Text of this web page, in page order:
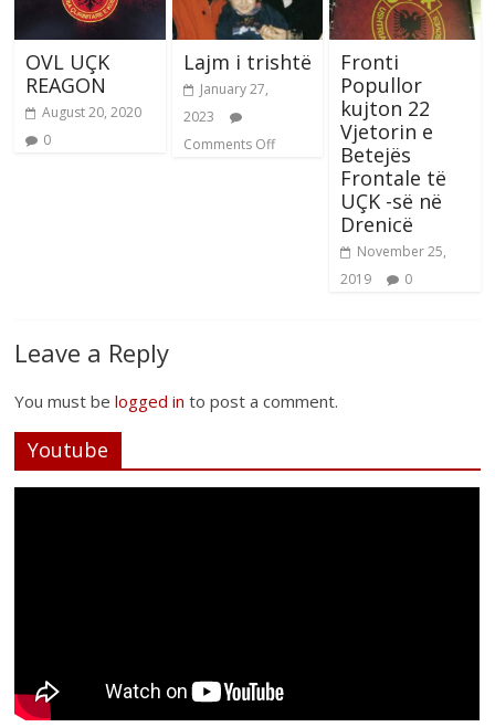
OVL UÇK
REAGON
August 20, 2020
0
Lajm i trishtë
January 27,
2023
Comments Off
Fronti
Popullor
kujton 22
Vjetorin e
Betejës
Frontale të
UÇK -së në
Drenicë
November 25,
2019
0
Leave a Reply
You must belogged in to post a comment.
Youtube